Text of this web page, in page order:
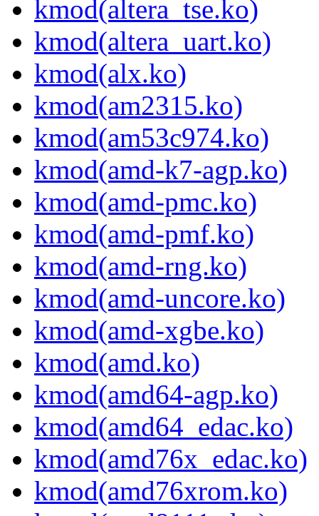
kmod(altera_tse.ko)
kmod(altera_uart.ko)
kmod(alx.ko)
kmod(am2315.ko)
kmod(am53c974.ko)
kmod(amd-k7-agp.ko)
kmod(amd-pmc.ko)
kmod(amd-pmf.ko)
kmod(amd-rng.ko)
kmod(amd-uncore.ko)
kmod(amd-xgbe.ko)
kmod(amd.ko)
kmod(amd64-agp.ko)
kmod(amd64_edac.ko)
kmod(amd76x_edac.ko)
kmod(amd76xrom.ko)